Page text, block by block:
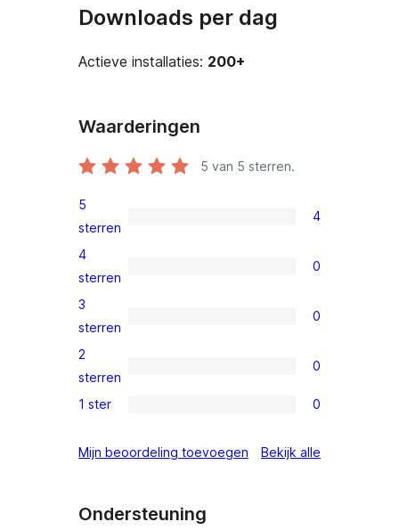
Downloads per dag
Actieve installaties: 200+
Waarderingen
5 van 5 sterren.
4
5
sterren
5
sterren
4
0
4
sterren
4
sterren
0
0
3
sterren
3
sterren
0
0
2
beoordelingen
2
sterren
0
0
sterren
1 ster 0
Mijn beoordeling toevoegen Bekijk alle
Ondersteuning